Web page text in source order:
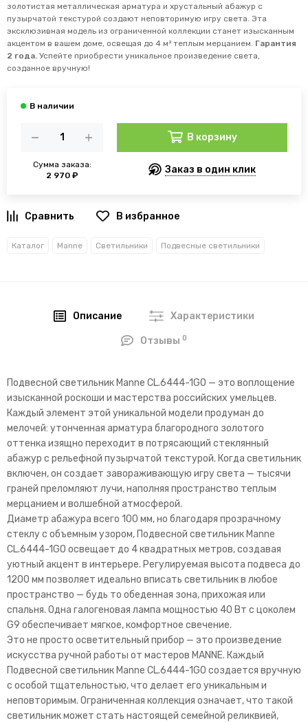
золотистая металлическая арматура и хрустальный абажур с
пузырчатой текстурой создают неповторимую игру света. Эта
эксклюзивная модель из ограниченной коллекции станет изысканным
акцентом в вашем доме, освещая до 4 м² теплым мерцанием. Гарантия
2 года. Успейте приобрести уникальное произведение света,
созданное вручную!
Сумма заказа:
2 970 ₽
В корзину
Заказ в один клик
В избранное
Каталог Manne Светильники Подвесные светильники
Описание Характеристики
Отзывы0
Подвесной светильник Manne CL.6444-1GO — это воплощение
изысканной роскоши и мастерства российских умельцев.
Каждый элемент этой уникальной модели продуман до
мелочей: утонченная арматура благородного золотого
оттенка изящно переходит в потрясающий стеклянный
абажур с рельефной пузырчатой текстурой. Когда светильник
включен, он создает завораживающую игру света — тысячи
граней преломляют лучи, наполняя пространство теплым
мерцанием и волшебной атмосферой.
Диаметр абажура всего 100 мм, но благодаря прозрачному
стеклу с объемным узором, Подвесной светильник Manne
CL.6444-1GO освещает до 4 квадратных метров, создавая
уютный акцент в интерьере. Регулируемая высота подвеса до
1200 мм позволяет идеально вписать светильник в любое
пространство — будь то обеденная зона, прихожая или
спальня. Одна галогеновая лампа мощностью 40 Вт с цоколем
G9 обеспечивает мягкое, комфортное свечение.
Это не просто осветительный прибор — это произведение
искусства ручной работы от мастеров MANNE. Каждый
Подвесной светильник Manne CL.6444-1GO создается вручную
с особой тщательностью, что делает его уникальным и
неповторимым. Ограниченная коллекция означает, что такой
светильник может стать настоящей семейной реликвией,